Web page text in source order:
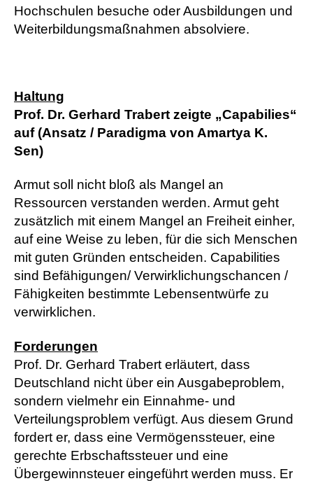
Hochschulen besuche oder Ausbildungen und
Weiterbildungsmaßnahmen absolviere.
Haltung
Prof. Dr. Gerhard Trabert zeigte „Capabilies“
auf (Ansatz / Paradigma von Amartya K.
Sen)
Armut soll nicht bloß als Mangel an
Ressourcen verstanden werden. Armut geht
zusätzlich mit einem Mangel an Freiheit einher,
auf eine Weise zu leben, für die sich Menschen
mit guten Gründen entscheiden. Capabilities
sind Befähigungen/ Verwirklichungschancen /
Fähigkeiten bestimmte Lebensentwürfe zu
verwirklichen.
Forderungen
Prof. Dr. Gerhard Trabert erläutert, dass
Deutschland nicht über ein Ausgabeproblem,
sondern vielmehr ein Einnahme- und
Verteilungsproblem verfügt. Aus diesem Grund
fordert er, dass eine Vermögenssteuer, eine
gerechte Erbschaftssteuer und eine
Übergewinnsteuer eingeführt werden muss. Er